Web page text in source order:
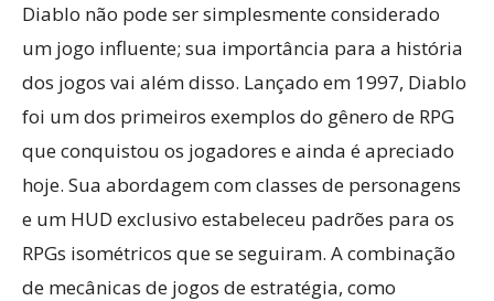
Diablo não pode ser simplesmente considerado
um jogo influente; sua importância para a história
dos jogos vai além disso. Lançado em 1997, Diablo
foi um dos primeiros exemplos do gênero de RPG
que conquistou os jogadores e ainda é apreciado
hoje. Sua abordagem com classes de personagens
e um HUD exclusivo estabeleceu padrões para os
RPGs isométricos que se seguiram. A combinação
de mecânicas de jogos de estratégia, como